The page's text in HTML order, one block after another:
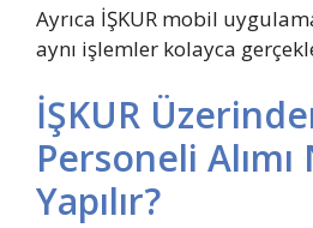
Ayrıca İŞKUR mobil
aynı işlemler kolayca
İŞKUR
Personeli Alımı
Yapılır?